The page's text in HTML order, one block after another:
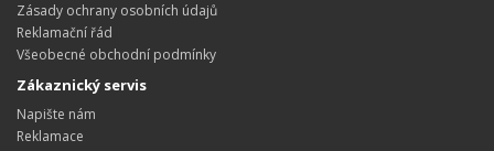
Zásady ochrany osobních údajů
Reklamační řád
Všeobecné obchodní podmínky
Zákaznický servis
Napište nám
Reklamace